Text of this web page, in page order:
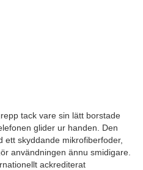
tack vare sin lätt borstade
glider ur handen. Den
ett skyddande mikrofiberfoder,
användningen ännu smidigare.
ackrediterat